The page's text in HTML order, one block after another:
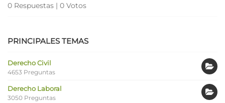
0 Respuestas | 0 Votos
PRINCIPALES TEMAS
Derecho Civil
4653 Preguntas
Derecho Laboral
3050 Preguntas